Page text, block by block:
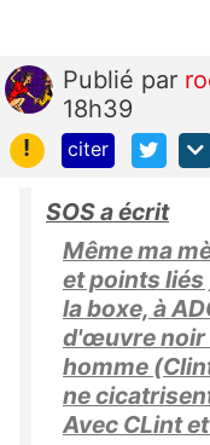
Publié par
18h39
!
citer
SOS a écrit
Même ma
et points liés
la boxe, à
d'œuvre noir
homme
ne
Avec CLint